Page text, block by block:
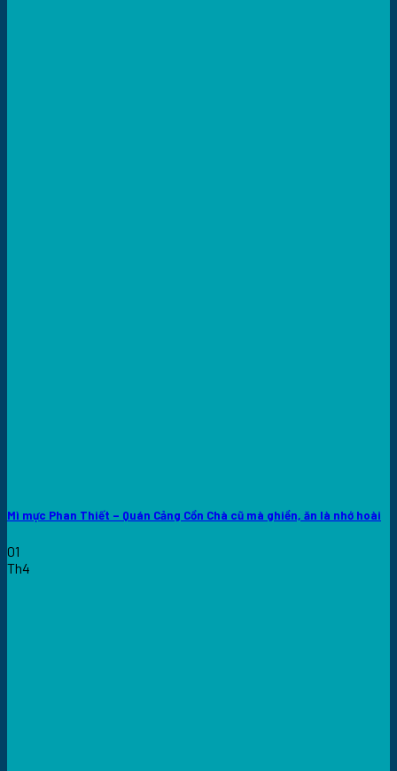
Mì mực Phan Thiết – Quán Cảng Cồn Chà cũ mà ghiền, ăn là nhớ hoài
01
Th4